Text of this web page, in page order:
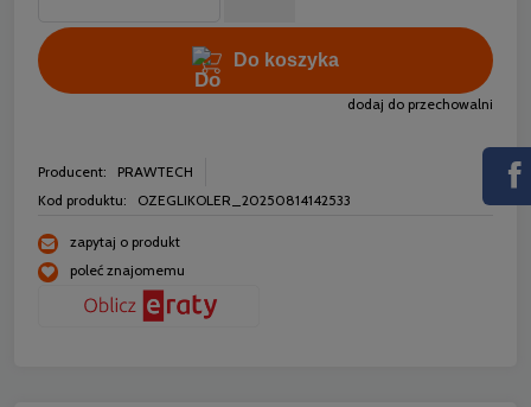
Do koszyka
dodaj do przechowalni
Producent:
PRAWTECH
Kod produktu:
OZEGLIKOLER_20250814142533
zapytaj o produkt
poleć znajomemu